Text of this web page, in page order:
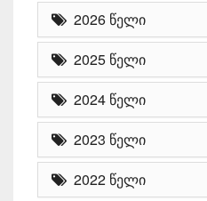
2026 წელი
2025 წელი
2024 წელი
2023 წელი
2022 წელი